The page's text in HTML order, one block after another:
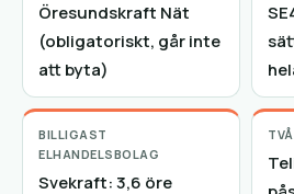
Öresundskraft Nät
(obligatoriskt, går inte
att byta)
BILLIGAST
ELHANDELSBOLAG
Svekraft: 3,6 öre